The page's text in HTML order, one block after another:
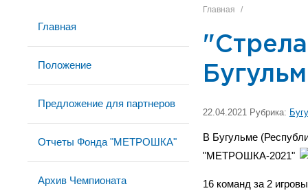
Главная
Положение
Предложение для партнеров
Отчеты Фонда "МЕТРОШКА"
Архив Чемпионата
Главная /
22.04.2021 Рубрика:
В Бугульме
"МЕТРОШКА-2021"
16 команд за 2